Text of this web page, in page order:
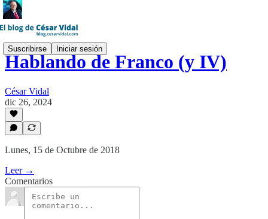
Suscribirse Iniciar sesión
Hablando de Franco (y IV)
César Vidal
dic 26, 2024
Lunes, 15 de Octubre de 2018
Leer →
Comentarios